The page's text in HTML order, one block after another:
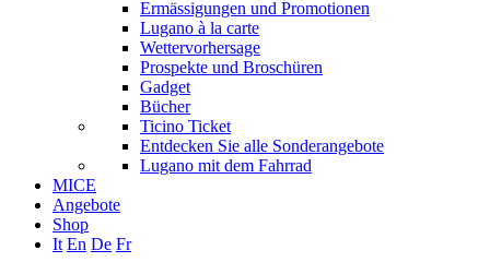
Ermässigungen und Promotionen
Lugano à la carte
Wettervorhersage
Prospekte und Broschüren
Gadget
Bücher
Ticino Ticket
Entdecken Sie alle Sonderangebote
Lugano mit dem Fahrrad
MICE
Angebote
Shop
It En De Fr